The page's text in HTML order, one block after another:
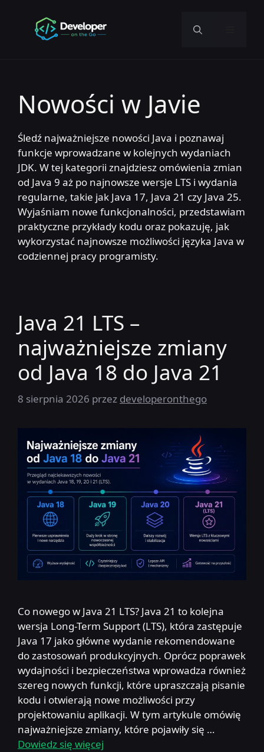
Nowości w Javie
Śledź najważniejsze nowości Java i poznawaj
funkcje wprowadzane w kolejnych wydaniach
JDK. W tej kategorii znajdziesz omówienia zmian
od Java 9 aż po najnowsze wersje LTS i wydania
regularne, takie jak Java 17, Java 21 czy Java 25.
Wyjaśniam nowe funkcjonalności, przedstawiam
praktyczne przykłady kodu oraz pokazuję, jak
wykorzystać najnowsze możliwości języka Java w
codziennej pracy programisty.
Java 21 LTS –
najważniejsze zmiany
od Java 18 do Java 21
8 sierpnia 2026 przez developeronthego
Co nowego w Java 21 LTS? Java 21 to kolejna
wersja Long-Term Support (LTS), która zastępuje
Java 17 jako główne wydanie rekomendowane
do zastosowań produkcyjnych. Oprócz poprawek
wydajności i bezpieczeństwa wprowadza również
szereg nowych funkcji, które upraszczają pisanie
kodu i otwierają nowe możliwości przy
projektowaniu aplikacji. W tym artykule omówię
najważniejsze zmiany, które pojawiły się …
Dowiedz się więcej